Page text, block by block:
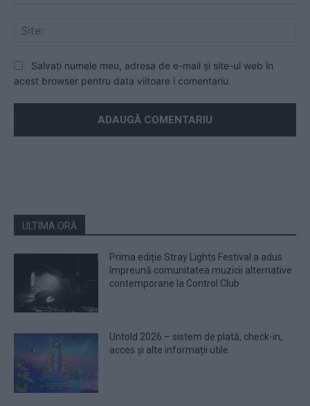
Salvați numele meu, adresa de e-mail și site-ul web în
acest browser pentru data viitoare i comentariu.
ULTIMA ORĂ
Prima ediție Stray Lights Festival a adus
împreună comunitatea muzicii alternative
contemporane la Control Club
Untold 2026 – sistem de plată, check-in,
acces și alte informații utile